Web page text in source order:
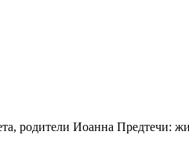
родители Иоанна Предтечи: